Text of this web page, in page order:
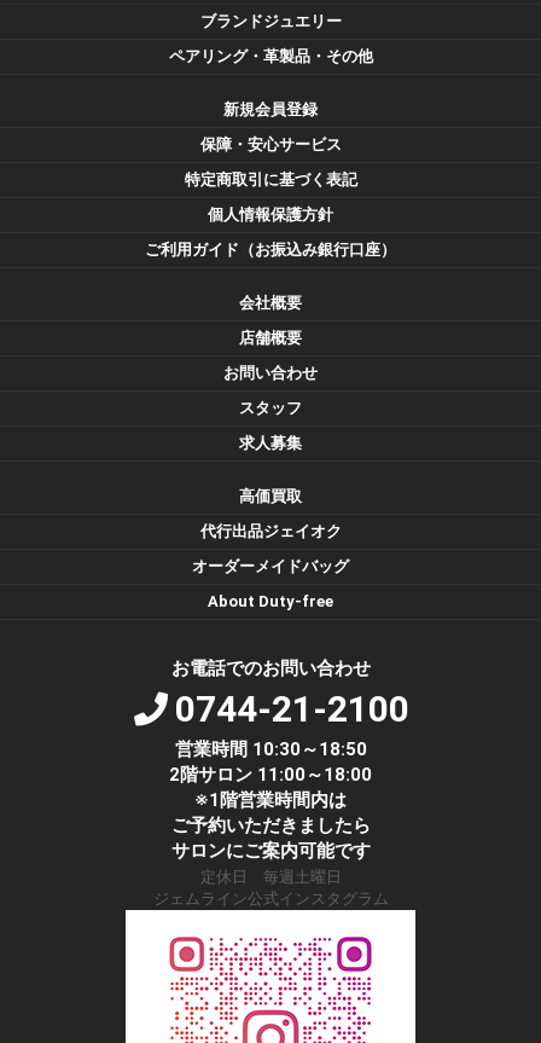
ブランドジュエリー
ペアリング・革製品・その他
新規会員登録
保障・安心サービス
特定商取引に基づく表記
個人情報保護方針
ご利用ガイド（お振込み銀行口座）
会社概要
店舗概要
お問い合わせ
スタッフ
求人募集
高価買取
代行出品ジェイオク
オーダーメイドバッグ
About Duty-free
お電話でのお問い合わせ
0744-21-2100
営業時間 10:30～18:50
2階サロン 11:00～18:00
※1階営業時間内は
ご予約いただきましたら
サロンにご案内可能です
定休日 毎週土曜日
ジェムライン公式インスタグラム